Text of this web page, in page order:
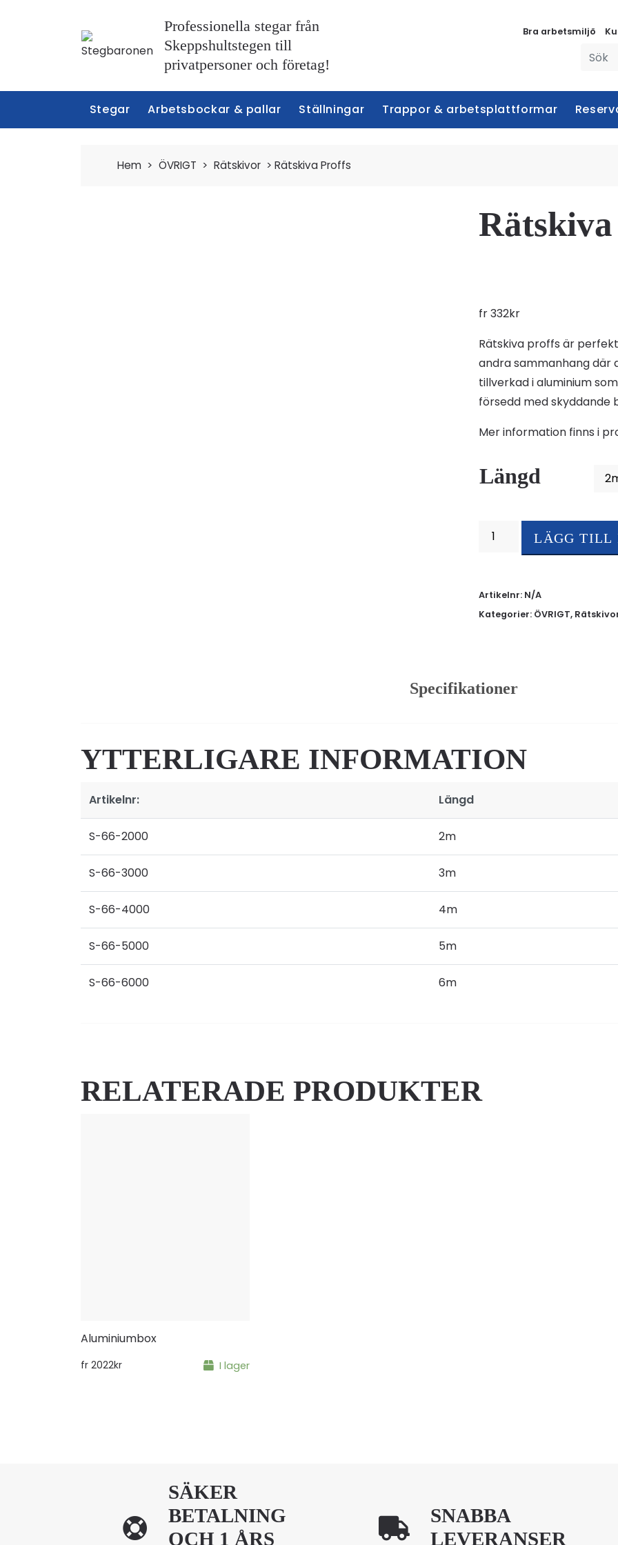
Professionella stegar från
Skeppshultstegen till
privatpersoner och företag!
Bra arbetsmiljö
Stegar Arbetsbockar & pallar Ställningar Trappor & arbetsplattformar
Hem > ÖVRIGT > Rätskivor >Rätskiva Proffs
fr332kr
Rätskiva proffs är
andra sammanhang där
tillverkad i aluminium
försedd med skyddande
Mer information finns i
Längd
Rätskiva
LÄGG TILL
Artikelnr: N/A
Kategorier: ÖVRIGT,
Specifikationer
YTTERLIGARE INFORMATION
Artikelnr: Längd
S-66-2000 2m
S-66-3000 3m
S-66-4000 4m
S-66-5000 5m
S-66-6000 6m
RELATERADE PRODUKTER
Aluminiumbox
I lager
fr 2022kr
SÄKER
BETALNING
OCH 1 ÅRS
SNABBA
LEVERANSER